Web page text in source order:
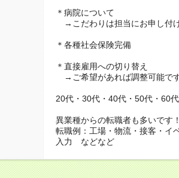
＊病院について
→こだわりは担当にお申し付
＊各種社会保険完備
＊直接雇用への切り替え
→ご希望があれば調整可能で
20代・30代・40代・50代・60
異業種からの転職者も多いです！
転職例：工場・物流・接客・イ
入力 などなど